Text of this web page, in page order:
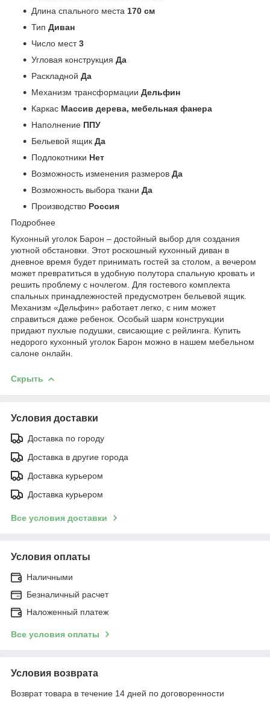
Длина спального места 170 см
Тип Диван
Число мест 3
Угловая конструкция Да
Раскладной Да
Механизм трансформации Дельфин
Каркас Массив дерева, мебельная фанера
Наполнение ППУ
Бельевой ящик Да
Подлокотники Нет
Возможность изменения размеров Да
Возможность выбора ткани Да
Производство Россия
Подробнее
Кухонный уголок Барон – достойный выбор для создания
уютной обстановки. Этот роскошный кухонный диван в
дневное время будет принимать гостей за столом, а вечером
может превратиться в удобную полутора спальную кровать и
решить проблему с ночлегом. Для гостевого комплекта
спальных принадлежностей предусмотрен бельевой ящик.
Механизм «Дельфин» работает легко, с ним может
справиться даже ребенок. Особый шарм конструкции
придают пухлые подушки, свисающие с рейлинга. Купить
недорого кухонный уголок Барон можно в нашем мебельном
салоне онлайн.
Скрыть
Условия доставки
Доставка по городу
Доставка в другие города
Доставка курьером
Доставка курьером
Все условия доставки
Условия оплаты
Наличными
Безналичный расчет
Наложенный платеж
Все условия оплаты
Условия возврата
Возврат товара в течение 14 дней по договоренности